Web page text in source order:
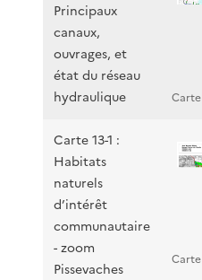
Principaux
canaux,
ouvrages, et
état du réseau
hydraulique
Carte 13-1 :
Habitats
naturels
d’intérêt
communautaire
- zoom
Pissevaches
Carte